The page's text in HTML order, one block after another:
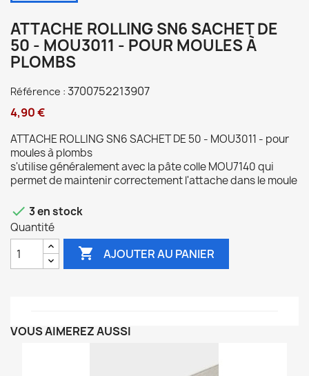
ATTACHE ROLLING SN6 SACHET DE
50 - MOU3011 - POUR MOULES À
PLOMBS
Référence : 3700752213907
4,90 €
ATTACHE ROLLING SN6 SACHET DE 50 - MOU3011 - pour
moules à plombs
s'utilise généralement avec la pâte colle MOU7140 qui
permet de maintenir correctement l'attache dans le moule
 3 en stock
Quantité
 AJOUTER AU PANIER
VOUS AIMEREZ AUSSI